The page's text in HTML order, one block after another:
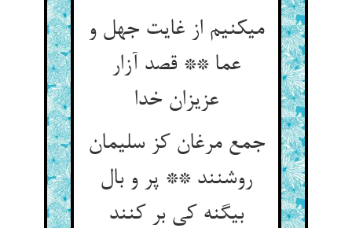
می‏کنیم از غایت جهل و
عما ** قصد آزار
عزیزان خدا
جمع مرغان کز سلیمان
روشنند ** پر و بال
بی‏گنه کی بر کنند